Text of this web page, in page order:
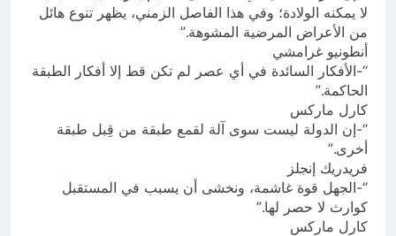
لا يمكنه الولادة؛ وفي هذا الفاصل الزمني، يظهر تنوع هائل
من الأعراض المرضية المشوهة.”
أنطونيو غرامشي
“-الأفكار السائدة في أي عصر لم تكن قط إلا أفكار الطبقة
الحاكمة.”
كارل ماركس
“-إن الدولة ليست سوى آلة لقمع طبقة من قِبل طبقة
أخرى.”
فريدريك إنجلز
“-الجهل قوة غاشمة، ونخشى أن يسبب في المستقبل
كوارث لا حصر لها.”
كارل ماركس